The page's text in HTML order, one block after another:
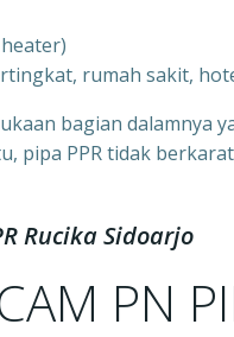
rumah sakit,
bagian dalamnya
pipa PPR tidak
Rucika Sidoarjo
PN